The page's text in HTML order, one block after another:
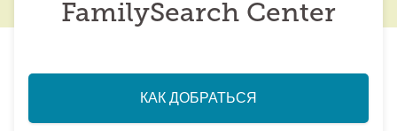
FamilySearch Center
КАК ДОБРАТЬСЯ